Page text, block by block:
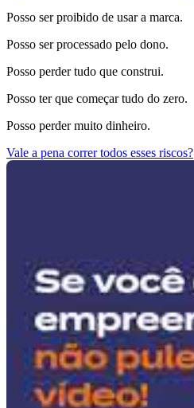
Posso ser proibido de usar a marca.
Posso ser processado pelo dono.
Posso perder tudo que construi.
Posso ter que começar tudo do zero.
Posso perder muito dinheiro.
Vale a pena correr todos esses riscos?